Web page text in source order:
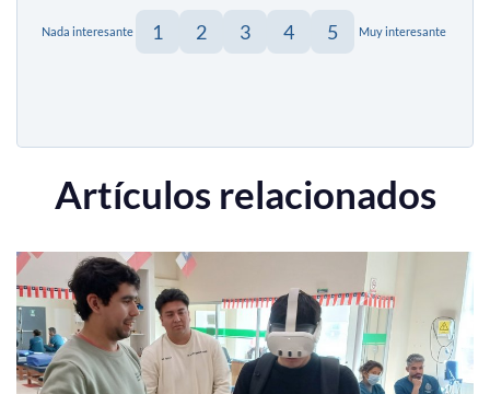
Nada interesante 1 2 3 4 5 Muy interesante
Artículos relacionados